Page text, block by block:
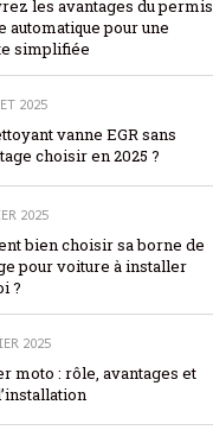
les avantages du permis
automatique pour une
simplifiée
2025
vanne EGR sans
choisir en 2025 ?
2025
bien choisir sa borne de
pour voiture à installer
?
2025
moto : rôle, avantages et